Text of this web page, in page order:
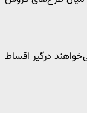
درگیر اقساط